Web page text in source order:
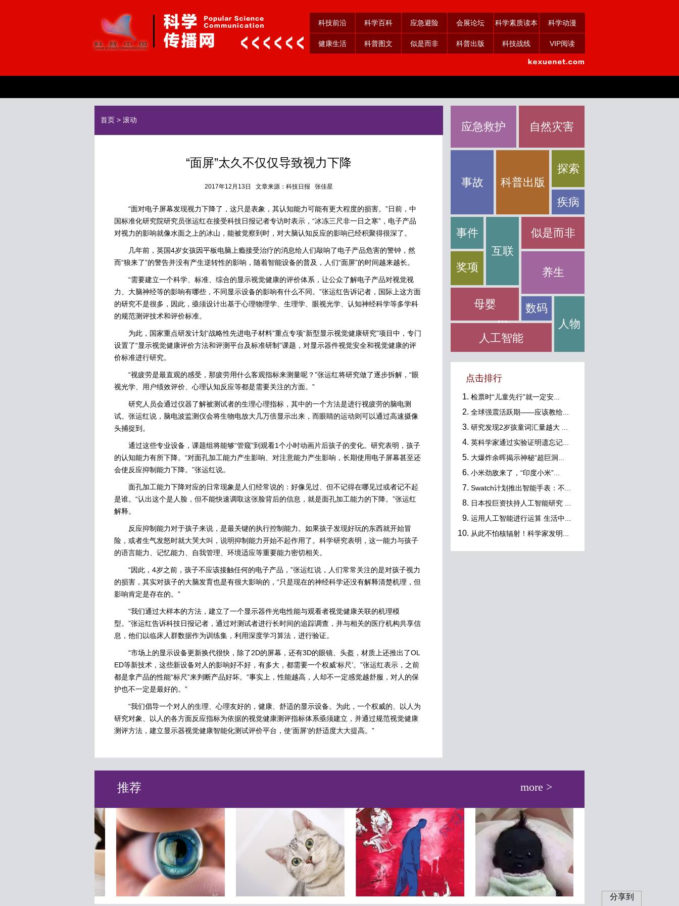
科技前沿 科学百科 应急避险 会展论坛 科学素质读本 科学动漫
健康生活 科普图文 似是而非 科普出版 科技战线 VIP阅读
首页 > 滚动
“面屏”太久不仅仅导致视力下降
2017年12月13日 文章来源：科技日报 张佳星
“面对电子屏幕发现视力下降了，这只是表象，其认知能力可能有更大程度的损害。”日前，中
国标准化研究院研究员张运红在接受科技日报记者专访时表示，“冰冻三尺非一日之寒”，电子产品
对视力的影响就像水面之上的冰山，能被觉察到时，对大脑认知反应的影响已经积聚得很深了。
几年前，英国4岁女孩因平板电脑上瘾接受治疗的消息给人们敲响了电子产品危害的警钟，然
而“狼来了”的警告并没有产生逆转性的影响，随着智能设备的普及，人们“面屏”的时间越来越长。
“需要建立一个科学、标准、综合的显示视觉健康的评价体系，让公众了解电子产品对视觉视
力、大脑神经等的影响有哪些，不同显示设备的影响有什么不同。”张运红告诉记者，国际上这方面
的研究不是很多，因此，亟须设计出基于心理物理学、生理学、眼视光学、认知神经科学等多学科
的规范测评技术和评价标准。
为此，国家重点研发计划“战略性先进电子材料”重点专项“新型显示视觉健康研究”项目中，专门
设置了“显示视觉健康评价方法和评测平台及标准研制”课题，对显示器件视觉安全和视觉健康的评
价标准进行研究。
“视疲劳是最直观的感受，那疲劳用什么客观指标来测量呢？”张运红将研究做了逐步拆解，“眼
视光学、用户绩效评价、心理认知反应等都是需要关注的方面。”
研究人员会通过仪器了解被测试者的生理心理指标，其中的一个方法是进行视疲劳的脑电测
试。张运红说，脑电波监测仪会将生物电放大几万倍显示出来，而眼睛的运动则可以通过高速摄像
头捕捉到。
通过这些专业设备，课题组将能够“管窥”到观看1个小时动画片后孩子的变化。研究表明，孩子
的认知能力有所下降。“对面孔加工能力产生影响、对注意能力产生影响，长期使用电子屏幕甚至还
会使反应抑制能力下降。”张运红说。
面孔加工能力下降对应的日常现象是人们经常说的：好像见过、但不记得在哪见过或者记不起
是谁。“认出这个是人脸，但不能快速调取这张脸背后的信息，就是面孔加工能力的下降。”张运红
解释。
反应抑制能力对于孩子来说，是最关键的执行控制能力。如果孩子发现好玩的东西就开始冒
险，或者生气发怒时就大哭大叫，说明抑制能力开始不起作用了。科学研究表明，这一能力与孩子
的语言能力、记忆能力、自我管理、环境适应等重要能力密切相关。
“因此，4岁之前，孩子不应该接触任何的电子产品，”张运红说，人们常常关注的是对孩子视力
的损害，其实对孩子的大脑发育也是有很大影响的，“只是现在的神经科学还没有解释清楚机理，但
影响肯定是存在的。”
“我们通过大样本的方法，建立了一个显示器件光电性能与观看者视觉健康关联的机理模
型。”张运红告诉科技日报记者，通过对测试者进行长时间的追踪调查，并与相关的医疗机构共享信
息，他们以临床人群数据作为训练集，利用深度学习算法，进行验证。
“市场上的显示设备更新换代很快，除了2D的屏幕，还有3D的眼镜、头盔，材质上还推出了OL
ED等新技术，这些新设备对人的影响好不好，有多大，都需要一个权威‘标尺’。”张运红表示，之前
都是拿产品的性能“标尺”来判断产品好坏。“事实上，性能越高，人却不一定感觉越舒服，对人的保
护也不一定是最好的。”
“我们倡导一个对人的生理、心理友好的，健康、舒适的显示设备。为此，一个权威的、以人为
研究对象、以人的各方面反应指标为依据的视觉健康测评指标体系亟须建立，并通过规范视觉健康
测评方法，建立显示器视觉健康智能化测试评价平台，使‘面屏’的舒适度大大提高。”
应急救护 自然灾害
事故 科普出版
探索
疾病
事件
奖项
互联
网
母婴
似是而非
养生
数码
人物
人工智能
点击排行
检票时“儿童先行”就一定安...
全球强震活跃期——应该教给...
研究发现2岁孩童词汇量越大 ...
英科学家通过实验证明遗忘记...
大爆炸余晖揭示神秘“超巨洞...
小米劲敌来了，“印度小米”...
Swatch计划推出智能手表：不...
日本投巨资扶持人工智能研究 ...
运用人工智能进行运算 生活中...
从此不怕核辐射！科学家发明...
分享到
推荐 more >